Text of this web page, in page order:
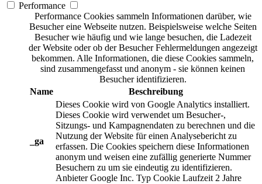
Performance
Performance Cookies sammeln Informationen darüber, wie
Besucher eine Webseite nutzen. Beispielsweise welche Seiten
Besucher wie häufig und wie lange besuchen, die Ladezeit
der Website oder ob der Besucher Fehlermeldungen angezeigt
bekommen. Alle Informationen, die diese Cookies sammeln,
sind zusammengefasst und anonym - sie können keinen
Besucher identifizieren.
Name
Beschreibung
_ga
Dieses Cookie wird von Google Analytics installiert.
Dieses Cookie wird verwendet um Besucher-,
Sitzungs- und Kampagnendaten zu berechnen und die
Nutzung der Website für einen Analysebericht zu
erfassen. Die Cookies speichern diese Informationen
anonym und weisen eine zufällig generierte Nummer
Besuchern zu um sie eindeutig zu identifizieren.
Anbieter Google Inc. Typ Cookie Laufzeit 2 Jahre